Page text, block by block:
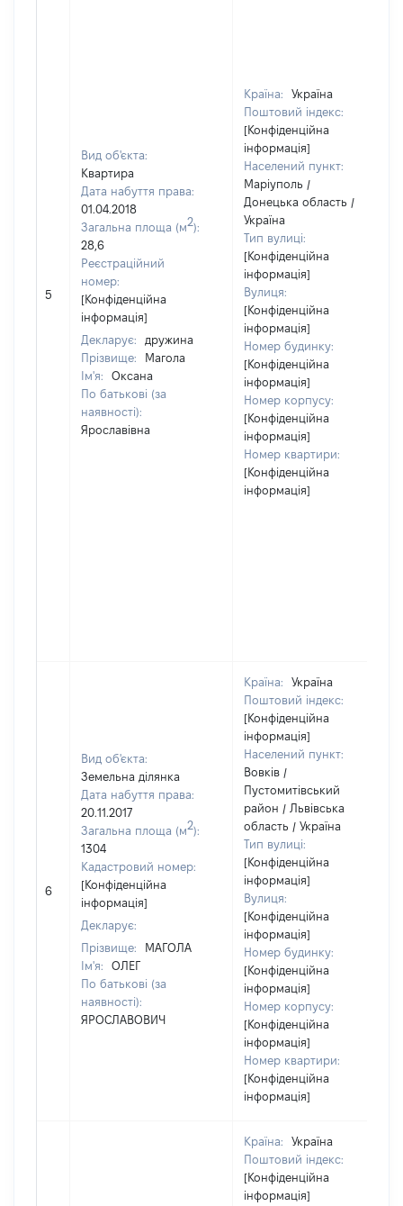
5
Вид об'єкта:
Квартира
Дата набуття права:
01.04.2018
Загальна площа (м2):
28,6
Реєстраційний
номер:
[Конфіденційна
інформація]
Декларує:
дружина
Прізвище:
Магола
Ім'я:
Оксана
По батькові (за
наявності):
Ярославівна
Країна:
Україна
Поштовий індекс:
[Конфіденційна
інформація]
Населений пункт:
Маріуполь /
Донецька область /
Україна
Тип вулиці:
[Конфіденційна
інформація]
Вулиця:
[Конфіденційна
інформація]
Номер будинку:
[Конфіденційна
інформація]
Номер корпусу:
[Конфіденційна
інформація]
Номер квартири:
[Конфіденційна
інформація]
6
Вид об'єкта:
Земельна ділянка
Дата набуття права:
20.11.2017
Загальна площа (м2):
1304
Кадастровий номер:
[Конфіденційна
інформація]
Декларує:
Прізвище:
МАГОЛА
Ім'я:
ОЛЕГ
По батькові (за
наявності):
ЯРОСЛАВОВИЧ
Країна:
Україна
Поштовий індекс:
[Конфіденційна
інформація]
Населений пункт:
Вовків /
Пустомитівський
район / Львівська
область / Україна
Тип вулиці:
[Конфіденційна
інформація]
Вулиця:
[Конфіденційна
інформація]
Номер будинку:
[Конфіденційна
інформація]
Номер корпусу:
[Конфіденційна
інформація]
Номер квартири:
[Конфіденційна
інформація]
Країна:
Україна
Поштовий індекс:
[Конфіденційна
інформація]